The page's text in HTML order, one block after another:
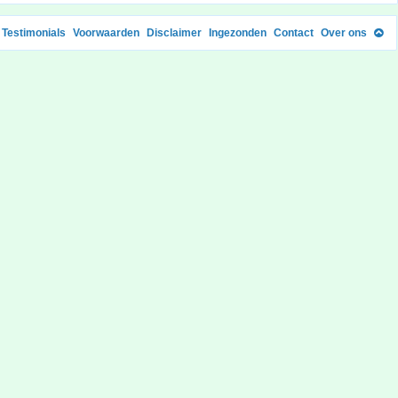
Testimonials Voorwaarden Disclaimer Ingezonden Contact Over ons